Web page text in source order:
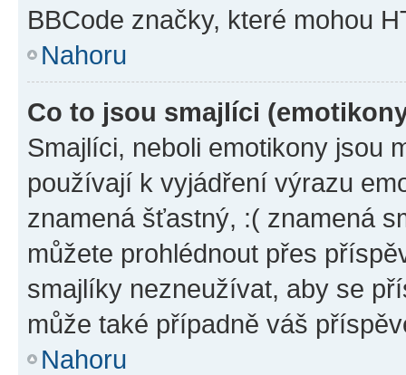
BBCode značky, které mohou
Nahoru
Co to jsou smajlíci
Smajlíci, neboli emotikony jsou
používají k vyjádření výrazu
znamená šťastný, :( znamená
můžete prohlédnout přes
smajlíky nezneužívat, aby se
může také případně váš
Nahoru